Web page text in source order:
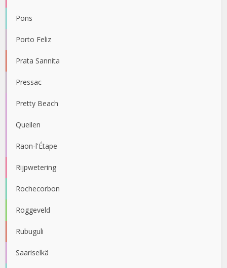
Pons
Porto Feliz
Prata Sannita
Pressac
Pretty Beach
Queilen
Raon-l'Étape
Rijpwetering
Rochecorbon
Roggeveld
Rubuguli
Saariselkä